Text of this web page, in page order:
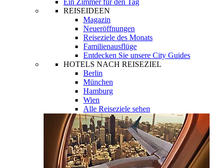
REISEIDEEN
Magazin
Neueröffnungen
Reiseziele des Monats
Familienausflüge
Entdecken Sie unsere City Guides
HOTELS NACH REISEZIEL
Berlin
München
Hamburg
Wien
Alle Reiseziele sehen